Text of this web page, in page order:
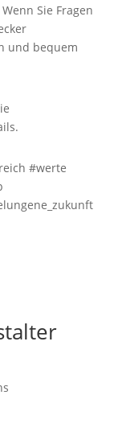
Sie Fragen
und bequem
#werte